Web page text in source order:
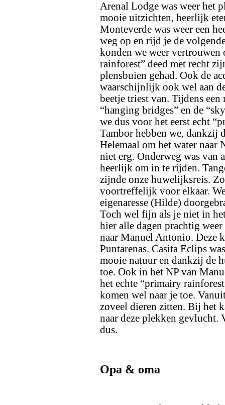
Arenal Lodge was weer het
mooie uitzichten, heerlijk
Monteverde was weer een
weg op en rijd je de
konden we weer
rainforest” deed met recht
plensbuien gehad. Ook de
waarschijnlijk ook wel aan
beetje triest van. Tijdens
“hanging bridges” en de
we dus voor het eerst echt
Tambor hebben we, dankzij
Helemaal om het water naar
niet erg. Onderweg was van
heerlijk om in te rijden.
zijnde onze huwelijksreis.
voortreffelijk voor elkaar.
eigenaresse (Hilde)
Toch wel fijn als je niet in
hier alle dagen prachtig
naar Manuel Antonio. Deze
Puntarenas. Casita Eclips
mooie natuur en dankzij de
toe. Ook in het NP van
het echte “primairy
komen wel naar je toe.
zoveel dieren zitten. Bij het
naar deze plekken gevlucht.
dus.
Opa & oma